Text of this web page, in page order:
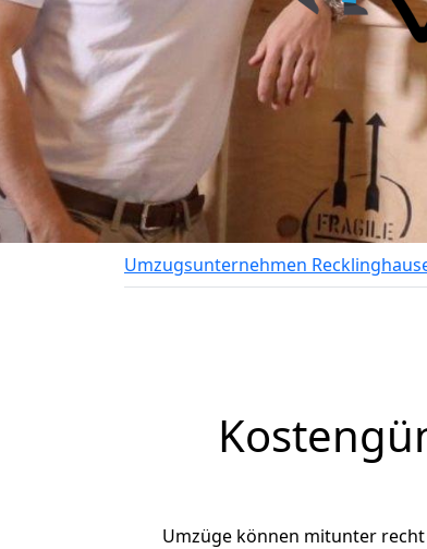
Umzugsunternehmen
Umzüge können mitunter